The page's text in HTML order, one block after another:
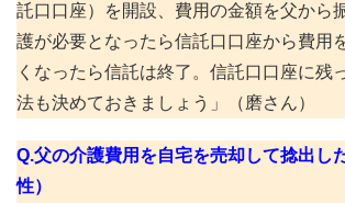
託口口座）を開設、費用の金額を父から
護が必要となったら信託口口座から費用
くなったら信託は終了。信託口口座に残
法も決めておきましょう」（磨さん）
Q.父の介護費用を自宅を売却して捻出し
性）